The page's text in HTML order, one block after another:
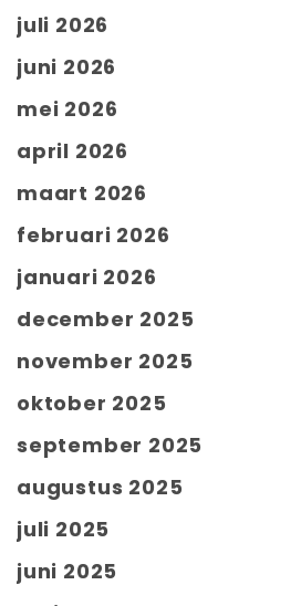
juli 2026
juni 2026
mei 2026
april 2026
maart 2026
februari 2026
januari 2026
december 2025
november 2025
oktober 2025
september 2025
augustus 2025
juli 2025
juni 2025